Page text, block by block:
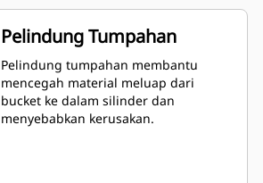
Pelindung Tumpahan
Pelindung tumpahan membantu
mencegah material meluap dari
bucket ke dalam silinder dan
menyebabkan kerusakan.